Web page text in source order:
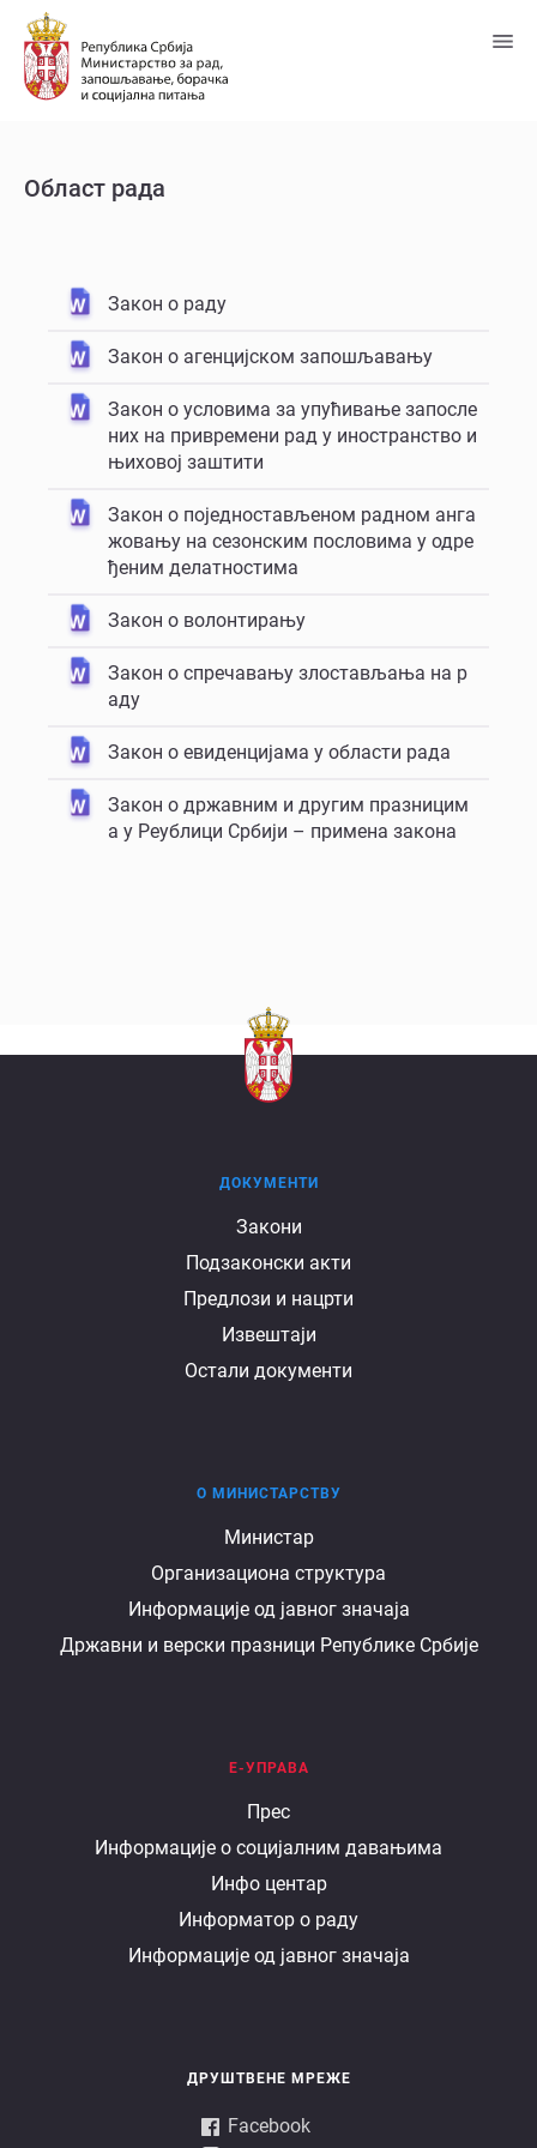
Пређи
главни
садржај
Област рада
Закон о раду
Закон о агенцијском запошљавању
Закон о условима за упућивање запосле
них на привремени рад у иностранство и
њиховој заштити
Закон о поједностављеном радном анга
жовању на сезонским пословима у одре
ђеним делатностима
Закон о волонтирању
Закон о спречавању злостављања на р
аду
Закон о евиденцијама у области рада
Закон о државним и другим празницим
а у Реублици Србији – примена закона
ДОКУМЕНТИ
Закони
Подзаконски акти
Предлози и нацрти
Извештаји
Остали документи
министарству
О МИНИСТАРСТВУ
Министар
Организациона структура
Информације од јавног значаја
Државни и верски празници Републике Србије
Е-УПРАВА
Прес
Информације о социјалним давањима
Инфо центар
Информатор о раду
Информације од јавног значаја
ДРУШТВЕНЕ МРЕЖЕ
Facebook